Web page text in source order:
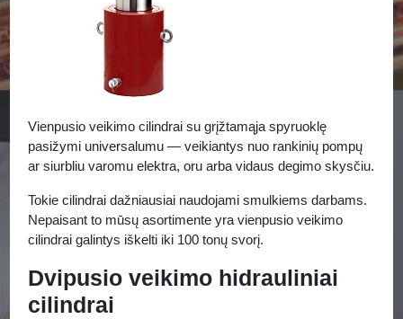
Vienpusio veikimo cilindrai su grįžtamąja spyruoklę
pasižymi universalumu — veikiantys nuo rankinių pompų
ar siurbliu varomu elektra, oru arba vidaus degimo skysčiu.
Tokie cilindrai dažniausiai naudojami smulkiems darbams.
Nepaisant to mūsų asortimente yra vienpusio veikimo
cilindrai galintys iškelti iki 100 tonų svorį.
Dvipusio veikimo hidrauliniai
cilindrai